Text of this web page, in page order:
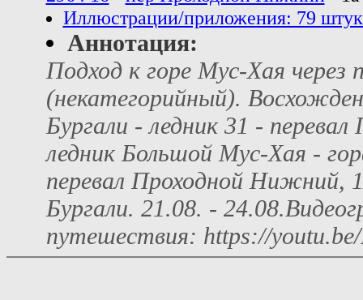
Иллюстрации/приложения: 79
Аннотация:
Подход к горе Мус-Хая через
(некатегорийный).
Бургали - ледник 31 -
ледник Большой Мус-Хая -
перевал Проходной Нижний,
Бургали. 21.08. -
путешествия: https://